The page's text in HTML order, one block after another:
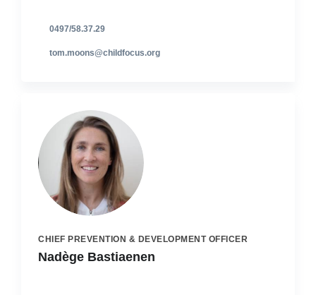
0497/58.37.29
tom.moons@childfocus.org
CHIEF PREVENTION & DEVELOPMENT OFFICER
Nadège Bastiaenen